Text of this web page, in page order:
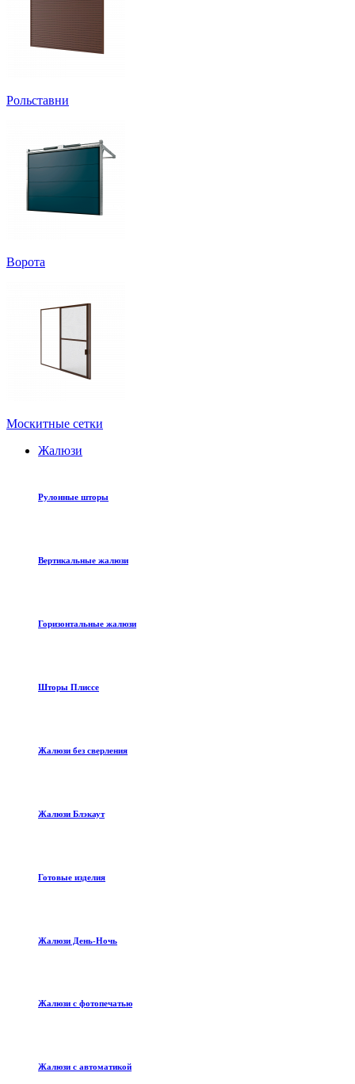
Рольставни
Ворота
Москитные сетки
Жалюзи
Рулонные шторы
Вертикальные жалюзи
Горизонтальные жалюзи
Шторы Плиссе
Жалюзи без сверления
Жалюзи Блэкаут
Готовые изделия
Жалюзи День-Ночь
Жалюзи с фотопечатью
Жалюзи с автоматикой